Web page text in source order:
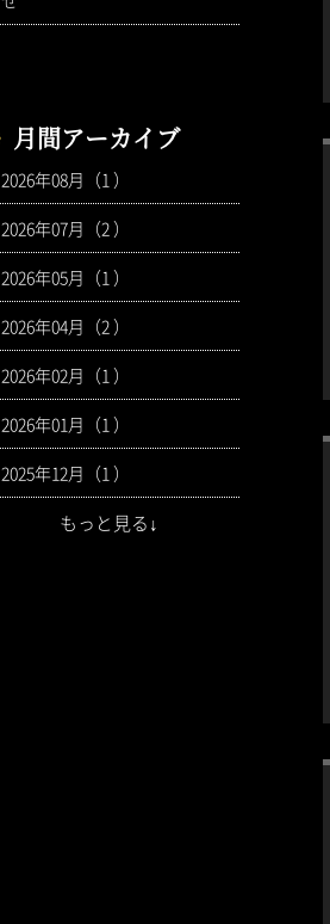
月間アーカイブ
2026年08月（1 ）
2026年07月（2 ）
2026年05月（1 ）
2026年04月（2 ）
2026年02月（1 ）
2026年01月（1 ）
2025年12月（1 ）
もっと見る↓